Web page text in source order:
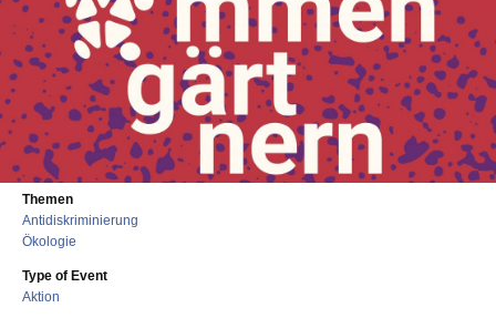
Themen
Antidiskriminierung
Ökologie
Type of Event
Aktion